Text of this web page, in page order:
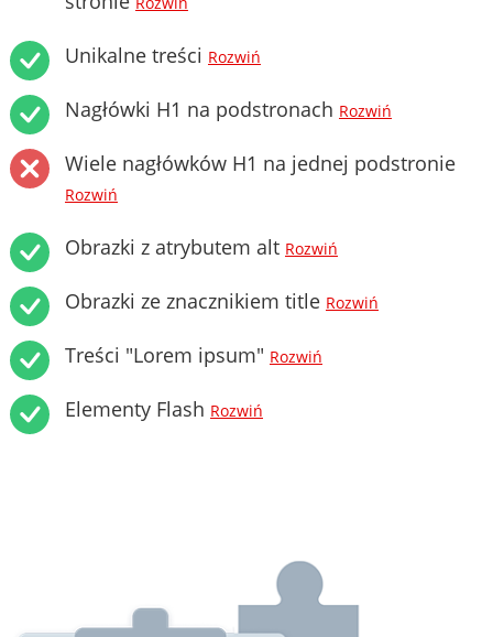
Unikalne treści Rozwiń
Nagłówki H1 na podstronach Rozwiń
Wiele nagłówków H1 na jednej podstronie
Rozwiń
Obrazki z atrybutem alt Rozwiń
Obrazki ze znacznikiem title Rozwiń
Treści "Lorem ipsum" Rozwiń
Elementy Flash Rozwiń